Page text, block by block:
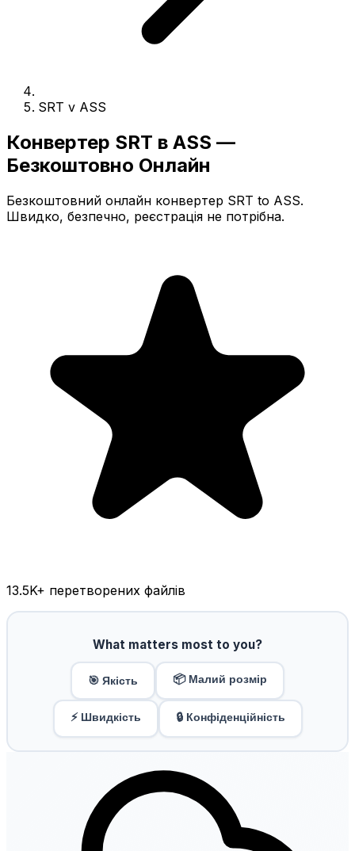
SRT v ASS
Конвертер SRT в ASS —
Безкоштовно Онлайн
Безкоштовний онлайн конвертер SRT to ASS.
Швидко, безпечно, реєстрація не потрібна.
13.5K+ перетворених файлів
What matters most to you?
🎯 Якість 📦 Малий розмір
⚡ Швидкість 🔒 Конфіденційність